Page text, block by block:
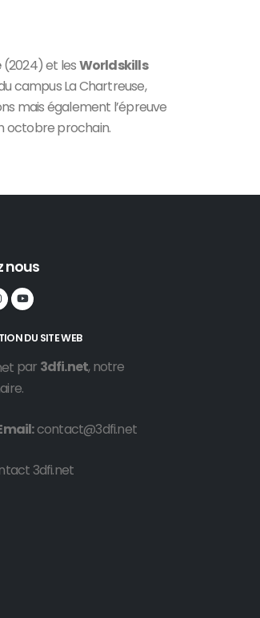
(2024) et lesWorldskills
campus La Chartreuse,
mais également l’épreuve
octobre prochain.
nous
DU SITE WEB
par 3dfi.net, notre
contact@3dfi.net
3dfi.net